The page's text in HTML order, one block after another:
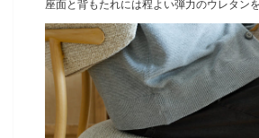
座面と背もたれには程よい弾力のウレタン